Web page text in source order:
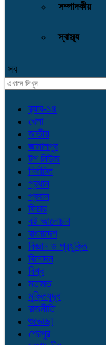
সম্পাদকীয়
স্বাস্থ্য
সব
র‌্যাব-১৪
খেলা
জাতীয়
জামালপুর
টপ নিউজ
নির্বাচিত
প্রধান
প্রবাস
ফিচার
বই আলোচনা
বাংলাদেশ
বিজ্ঞান ও প্রযুক্তি
বিনোদন
বিশ্ব
মতামত
মুক্তিযুদ্ধ
রাজনীতি
শুভেচ্ছা
শেরপুর